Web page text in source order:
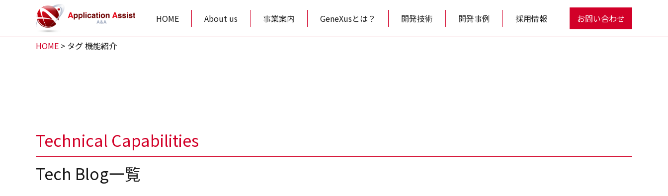
HOME About us 事業案内 GeneXusとは？ 開発技術 開発事例 採用情報 お問い合わせ
HOME > タグ 機能紹介
Technical Capabilities
Tech Blog一覧